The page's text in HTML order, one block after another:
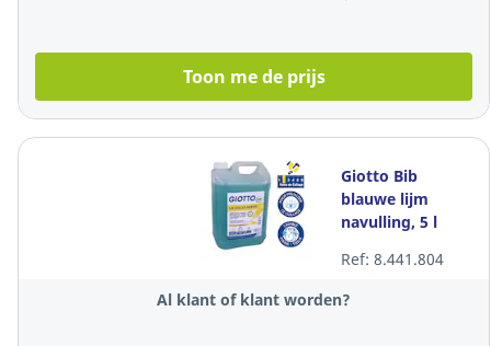
Toon me de prijs
Giotto Bib
blauwe lijm
navulling, 5 l
Ref: 8.441.804
Al klant of klant worden?